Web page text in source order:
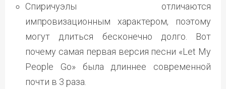
Спиричуэлы отличаются
импровизационным характером, поэтому
могут длиться бесконечно долго. Вот
почему самая первая версия песни «Let My
People Go» была длиннее современной
почти в 3 раза.